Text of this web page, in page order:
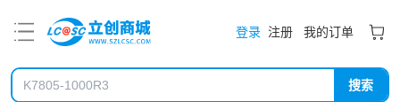
登录 注册 我的订单
搜索